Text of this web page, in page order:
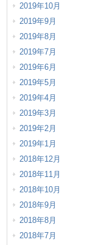
2019年10月
2019年9月
2019年8月
2019年7月
2019年6月
2019年5月
2019年4月
2019年3月
2019年2月
2019年1月
2018年12月
2018年11月
2018年10月
2018年9月
2018年8月
2018年7月